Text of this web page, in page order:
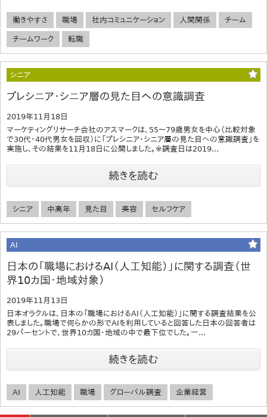
働きやすさ 職場 社内コミュニケーション 人間関係 チーム
チームワーク 転職
シニア
プレシニア・シニア層の見た目への意識調査
2019年11月18日
マーケティングリサーチ会社のアスマークは、55～79歳男女を中心（比較対象
で30代・40代男女を回収）に「プレシニア・シニア層の見た目への意識調査」を
実施し、その結果を11月18日に公開しました。※調査日は2019...
続きを読む
シニア 中高年 見た目 美容 セルフケア
AI
日本の「職場におけるAI（人工知能）」に関する調査（世
界10カ国・地域対象）
2019年11月13日
日本オラクルは、日本の「職場におけるAI（人工知能）」に関する調査結果を公
表しました。職場で何らかの形でAIを利用していると回答した日本の回答者は
29パーセントで、世界10カ国・地域の中で最下位でした。一...
続きを読む
AI 人工知能 職場 グローバル調査 企業経営